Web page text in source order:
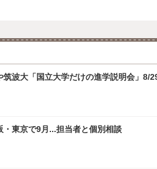
筑波大「国立大学だけの進学説明会」8/
東京で9月...担当者と個別相談